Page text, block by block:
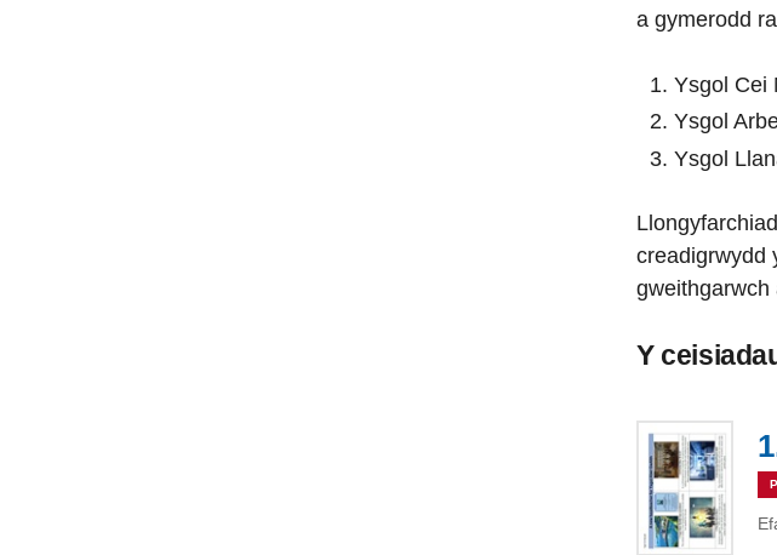
a gymerodd
Ysgol Cei
Ysgol
Ysgol
creadigrwydd
gweithgarwch
Y